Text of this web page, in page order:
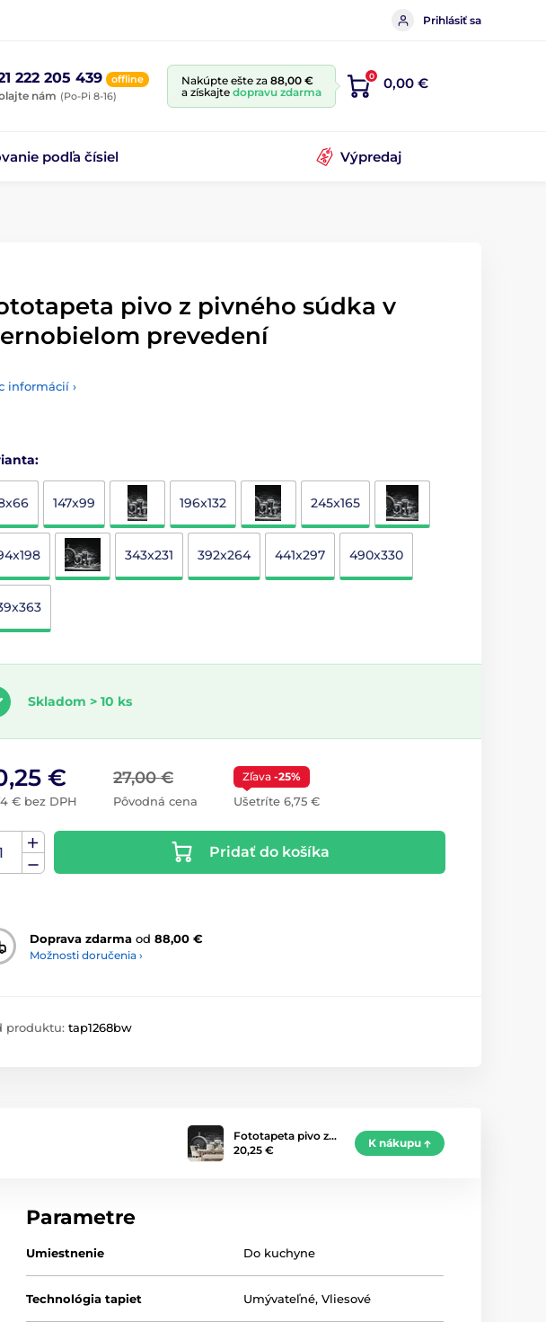
Prihlásiť sa
222 205 439 offline
nám (Po-Pi 8-16)
Nakúpte ešte za 88,00 €
a získajte dopravu zdarma
0 0,00 €
podľa čísiel Výpredaj
pivo z pivného súdka v
prevedení
informácií ›
147x99 196x132 245x165
343x231 392x264 441x297 490x330
Skladom > 10 ks
27,00 €
Pôvodná cena
€
€ bez DPH
Zľava -25%
Ušetríte 6,75 €
Pridať do košíka
Doprava zdarma od 88,00 €
Možnosti doručenia ›
produktu: tap1268bw
Fototapeta pivo z…
20,25 €
K nákupu
Parametre
Umiestnenie Do kuchyne
Technológia tapiet Umývateľné,Vliesové